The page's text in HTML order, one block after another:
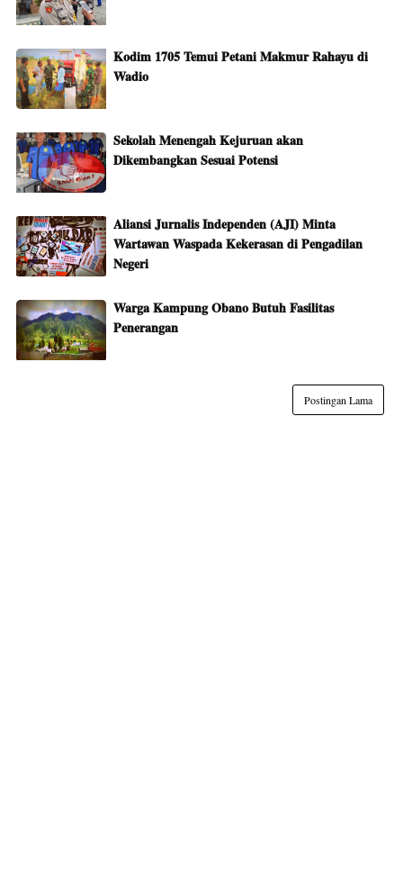
Kodim 1705 Temui Petani Makmur Rahayu di
Wadio
Sekolah Menengah Kejuruan akan
Dikembangkan Sesuai Potensi
Aliansi Jurnalis Independen (AJI) Minta
Wartawan Waspada Kekerasan di Pengadilan
Negeri
Warga Kampung Obano Butuh Fasilitas
Penerangan
Postingan Lama